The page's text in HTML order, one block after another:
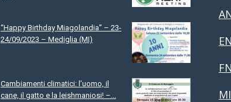
“Happy Birthday Miagolandia” – 23-
24/09/2023 – Mediglia (MI)
Cambiamenti climatici: l’uomo, il
cane, il gatto e la leishmaniosi! –...